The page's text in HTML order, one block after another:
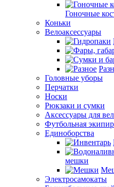
Гоночные
Коньки
Велоаксессуары
Головные уборы
Перчатки
Носки
Рюкзаки и сумки
Аксессуары для
Футбольная
Единоборства
мешки
Электросамокаты